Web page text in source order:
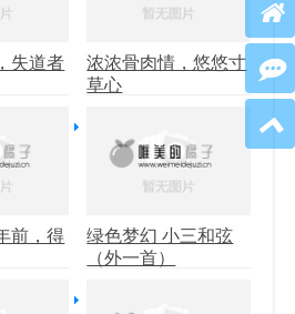
失道者
浓浓骨肉情，悠悠寸
草心
前，得
绿色梦幻 小三和弦
（外一首）